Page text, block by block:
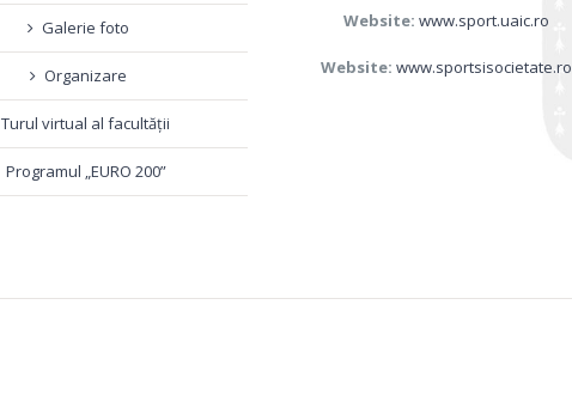
Galerie foto
Organizare
Turul virtual al facultății
Programul „EURO 200”
Website:www.sport.uaic.ro
Website:www.sportsisocietate.ro